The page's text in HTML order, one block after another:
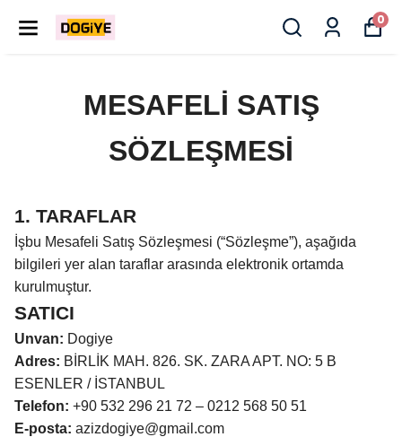
0
MESAFELİ SATIŞ
SÖZLEŞMESİ
1. TARAFLAR
İşbu Mesafeli Satış Sözleşmesi (“Sözleşme”), aşağıda
bilgileri yer alan taraflar arasında elektronik ortamda
kurulmuştur.
SATICI
Unvan: Dogiye
Adres: BİRLİK MAH. 826. SK. ZARA APT. NO: 5 B
ESENLER / İSTANBUL
Telefon: +90 532 296 21 72 – 0212 568 50 51
E-posta: azizdogiye@gmail.com